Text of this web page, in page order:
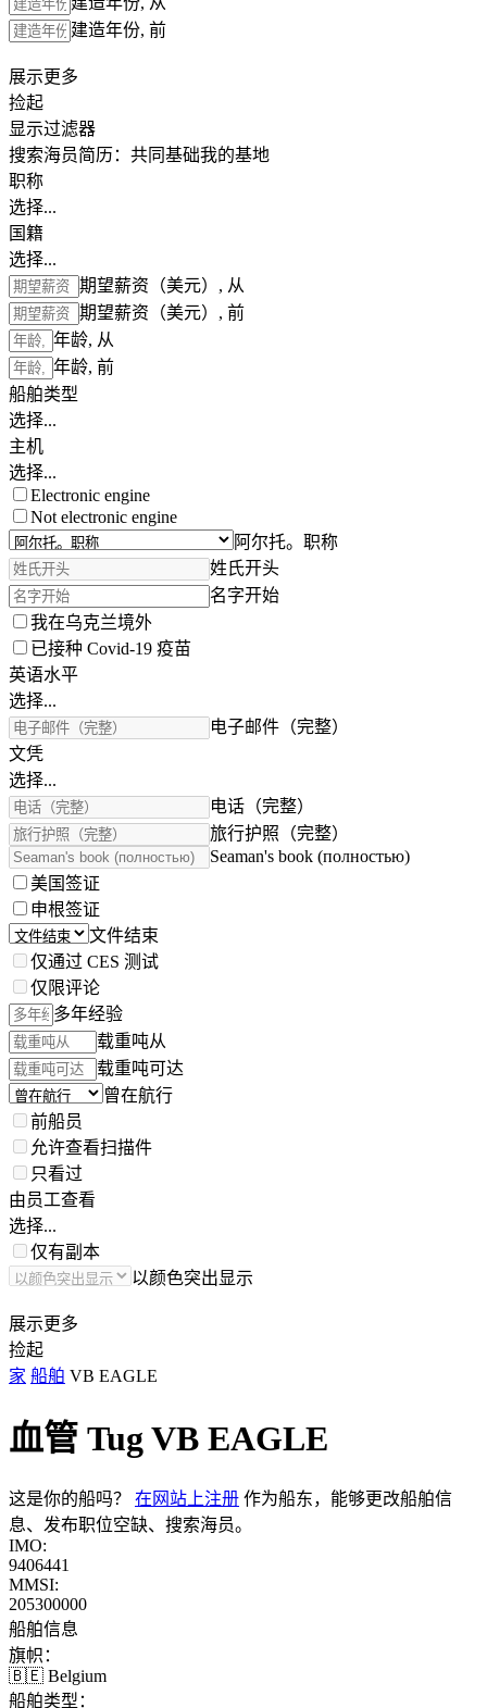
建造年份, 前
展示更多
捡起
显示过滤器
搜索海员简历： 共同基础我的基地
职称
选择...
国籍
选择...
期望薪资（美元）, 从
期望薪资（美元）, 前
年龄, 从
年龄, 前
船舶类型
选择...
主机
选择...
Electronic engine
Not electronic engine
阿尔托。职称
姓氏开头
名字开始
我在乌克兰境外
已接种 Covid-19 疫苗
英语水平
选择...
电子邮件（完整）
文凭
选择...
电话（完整）
旅行护照（完整）
Seaman's book (полностью)
美国签证
申根签证
文件结束
仅通过 CES 测试
仅限评论
多年经验
载重吨从
载重吨可达
曾在航行
前船员
允许查看扫描件
只看过
由员工查看
选择...
仅有副本
以颜色突出显示
展示更多
捡起
家 船舶 VB EAGLE
血管 TugVB EAGLE
这是你的船吗？ 在网站上注册 作为船东，能够更改船舶信
息、发布职位空缺、搜索海员。
IMO:
9406441
MMSI:
205300000
船舶信息
旗帜：
🇧🇪 Belgium
船舶类型：